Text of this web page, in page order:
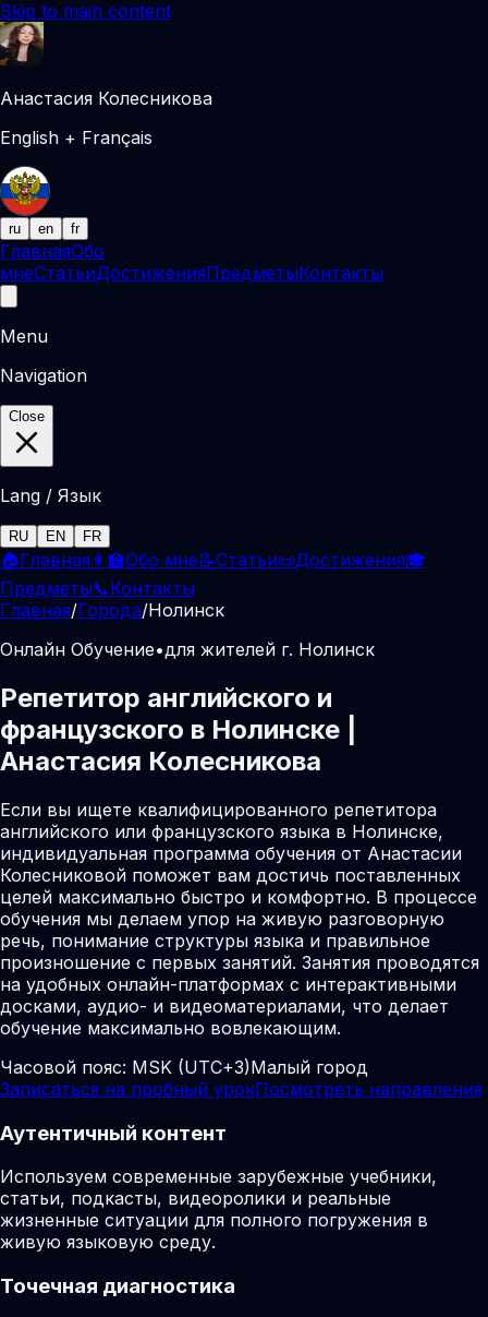
Skip to main content
Анастасия Колесникова
English + Français
ru en fr
ГлавнаяОбо
мнеСтатьиДостиженияПредметыКонтакты
Menu
Navigation
Close
Lang / Язык
RU EN FR
🏠Главная 👩‍🏫Обо мне📝Статьи📜Достижения🎓
Предметы📞Контакты
Главная/Города/Нолинск
Онлайн Обучение•для жителей г. Нолинск
Репетитор английского и
французского в Нолинске |
Анастасия Колесникова
Если вы ищете квалифицированного репетитора
английского или французского языка в Нолинске,
индивидуальная программа обучения от Анастасии
Колесниковой поможет вам достичь поставленных
целей максимально быстро и комфортно. В процессе
обучения мы делаем упор на живую разговорную
речь, понимание структуры языка и правильное
произношение с первых занятий. Занятия проводятся
на удобных онлайн-платформах с интерактивными
досками, аудио- и видеоматериалами, что делает
обучение максимально вовлекающим.
Часовой пояс: MSK (UTC+3)Малый город
Записаться на пробный урокПосмотреть направления
Аутентичный контент
Используем современные зарубежные учебники,
статьи, подкасты, видеоролики и реальные
жизненные ситуации для полного погружения в
живую языковую среду.
Точечная диагностика